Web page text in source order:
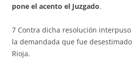
pone el acento el Juzgado.
7 Contra dicha resolución
la demandada que fue
Rioja.